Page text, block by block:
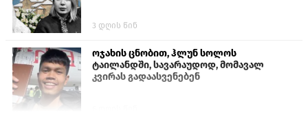
3 დღის წინ
ოჯახის ცნობით, ჰლუნ სოლოს
ტაილანდში, სავარაუდოდ, მომავალ
კვირას გადაასვენებენ